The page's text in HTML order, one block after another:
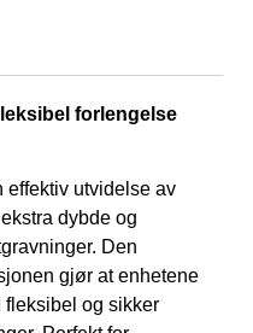
forlengelse
effektiv utvidelse av
dybde og
Den
gjør at enhetene
fleksibel og sikker